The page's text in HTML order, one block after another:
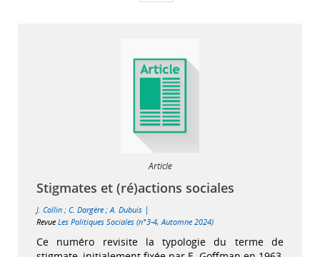
Article
Stigmates et (ré)actions sociales
J. Collin ; C. Dargère ;A. Dubuis |
Revue Les Politiques Sociales (n°3-4, Automne 2024)
Ce numéro revisite la typologie du terme de